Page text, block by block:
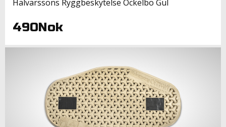
Halvarssons Ryggbeskytelse Ockelbo Gul
490Nok